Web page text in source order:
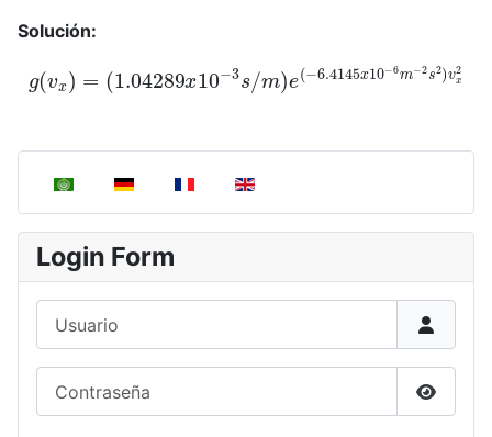
Seleccione su idioma
Login Form
Solución:
g (v )
1.04289 x10 −3s m ) (− 6.4145x10−6m−2s2)